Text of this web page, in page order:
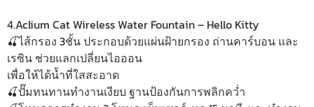
4.Aclium Cat Wireless Water Fountain – Hello Kitty
🍒ไส้กรอง 3ชั้น ประกอบด้วยแผ่นฝ้ายกรอง ถ่านคาร์บอน และ
เรซิน ช่วยแลกเปลี่ยนไอออน
เพื่อให้ได้น้ำที่ใสสะอาด
🍒ปั๊มทนทานทำงานเงียบ ฐานป้องกันการพลิกคว่ำ